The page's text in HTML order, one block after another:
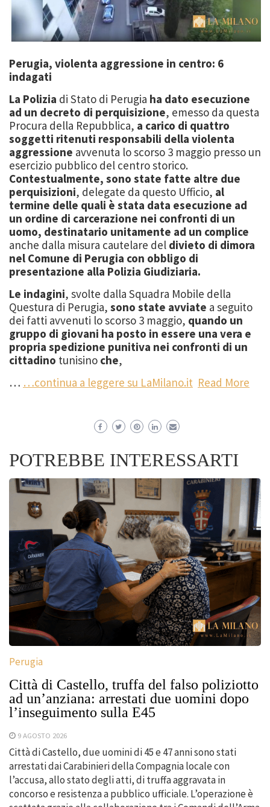
Perugia, violenta aggressione in centro: 6
indagati
La Polizia di Stato di Perugia ha dato esecuzione
ad un decreto di perquisizione, emesso da questa
Procura della Repubblica, a carico di quattro
soggetti ritenuti responsabili della violenta
aggressione avvenuta lo scorso 3 maggio presso un
esercizio pubblico del centro storico.
Contestualmente, sono state fatte altre due
perquisizioni, delegate da questo Ufficio, al
termine delle quali è stata data esecuzione ad
un ordine di carcerazione nei confronti di un
uomo, destinatario unitamente ad un complice
anche dalla misura cautelare del divieto di dimora
nel Comune di Perugia con obbligo di
presentazione alla Polizia Giudiziaria.
Le indagini, svolte dalla Squadra Mobile della
Questura di Perugia, sono state avviate a seguito
dei fatti avvenuti lo scorso 3 maggio, quando un
gruppo di giovani ha posto in essere una vera e
propria spedizione punitiva nei confronti di un
cittadino tunisino che,
… …continua a leggere su LaMilano.it Read More
POTREBBE INTERESSARTI
Perugia
Città di Castello, truffa del falso poliziotto
ad un’anziana: arrestati due uomini dopo
l’inseguimento sulla E45
9 AGOSTO 2026
Città di Castello, due uomini di 45 e 47 anni sono stati
arrestati dai Carabinieri della Compagnia locale con
l’accusa, allo stato degli atti, di truffa aggravata in
concorso e resistenza a pubblico ufficiale. L’operazione è